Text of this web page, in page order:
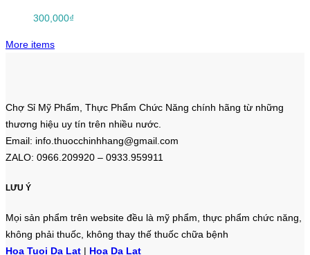
300,000₫
More items
Chợ Sỉ Mỹ Phẩm, Thực Phẩm Chức Năng chính hãng từ những
thương hiệu uy tín trên nhiều nước.
Email: info.thuocchinhhang@gmail.com
ZALO: 0966.209920 – 0933.959911
LƯU Ý
Mọi sản phẩm trên website đều là mỹ phẩm, thực phẩm chức năng,
không phải thuốc, không thay thế thuốc chữa bệnh
Hoa Tuoi Da Lat | Hoa Da Lat